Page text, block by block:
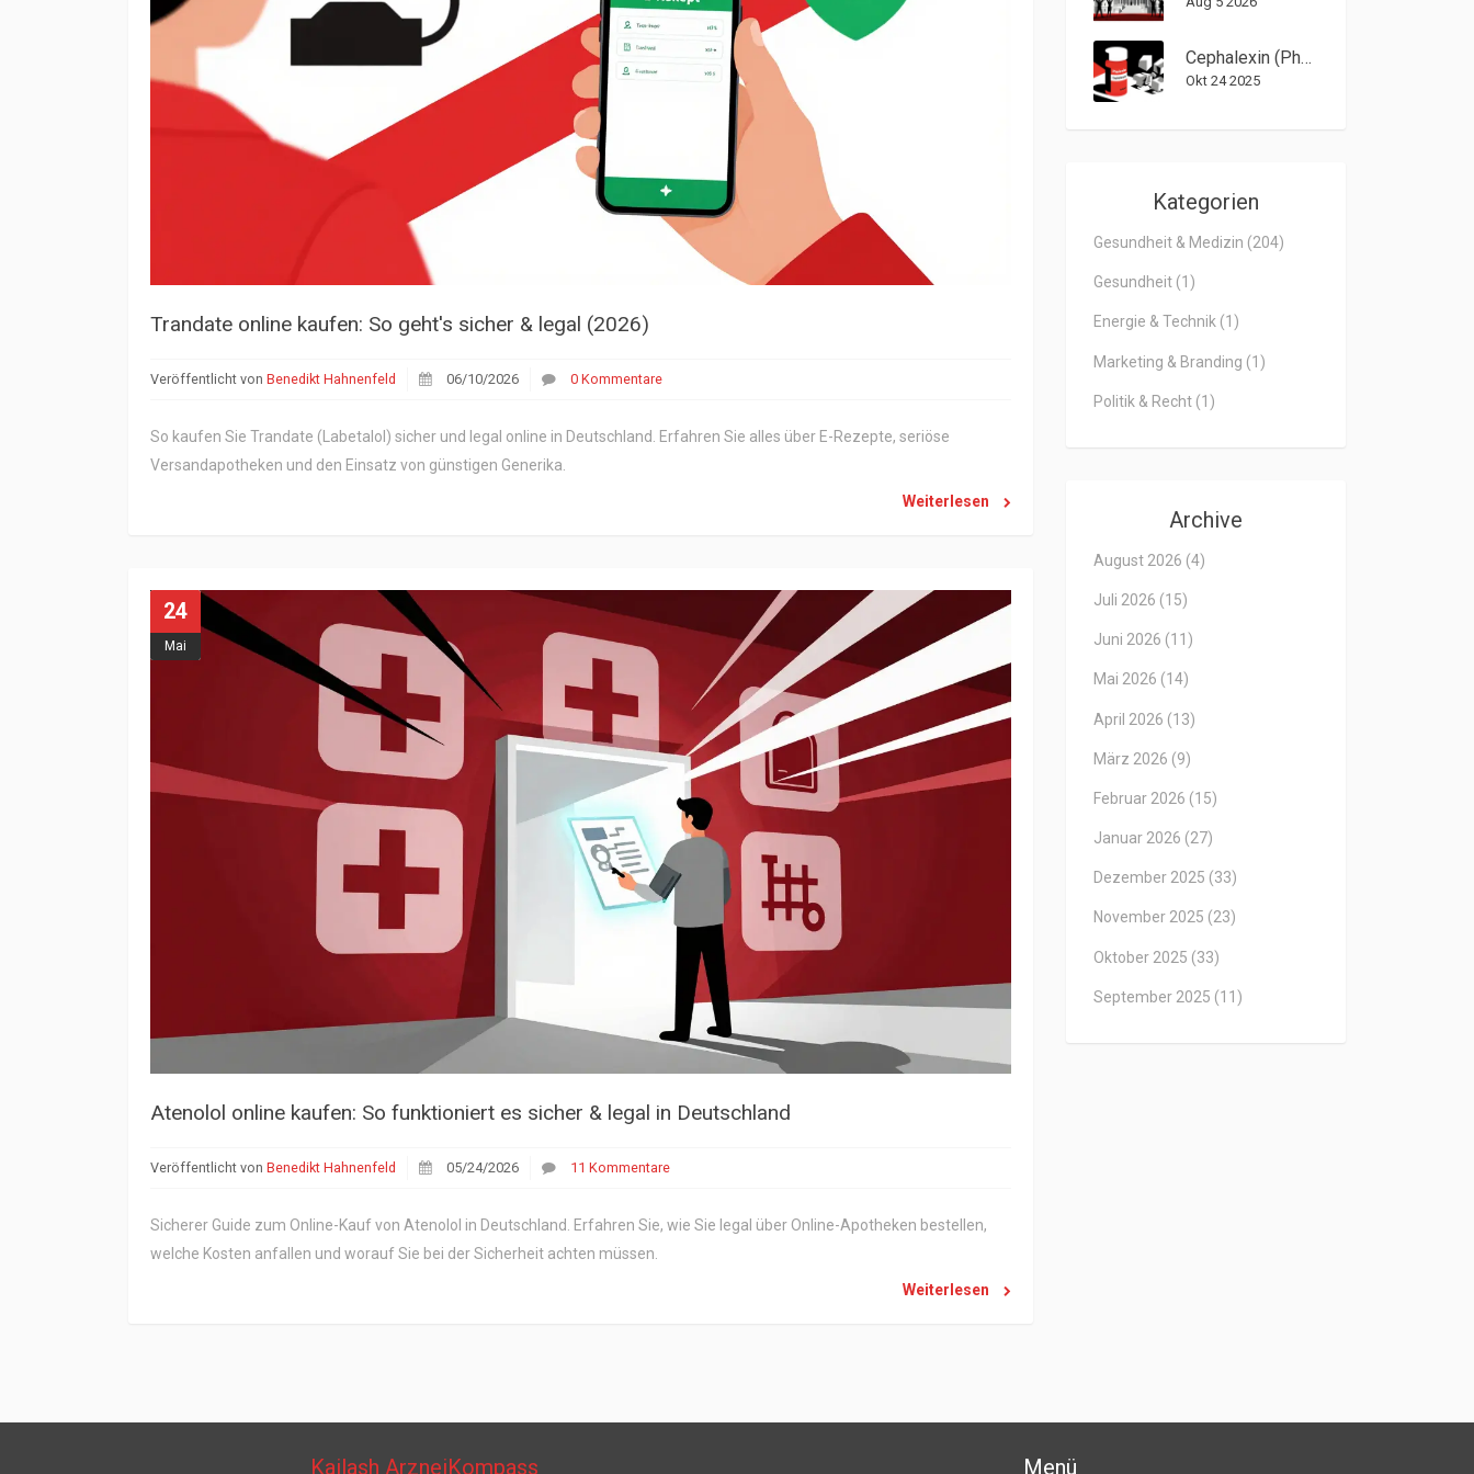
Trandate online kaufen: So geht's sicher & legal (2026)
Veröffentlicht von Benedikt Hahnenfeld 06/10/2026 0 Kommentare
So kaufen Sie Trandate (Labetalol) sicher und legal online in Deutschland. Erfahren Sie alles über E-Rezepte, seriöse
Versandapotheken und den Einsatz von günstigen Generika.
Weiterlesen
24
Mai
Atenolol online kaufen: So funktioniert es sicher & legal in Deutschland
Veröffentlicht von Benedikt Hahnenfeld 05/24/2026 11 Kommentare
Sicherer Guide zum Online-Kauf von Atenolol in Deutschland. Erfahren Sie, wie Sie legal über Online-Apotheken bestellen,
welche Kosten anfallen und worauf Sie bei der Sicherheit achten müssen.
Weiterlesen
Cephalexin (Phexin) im Vergleich zu gängigen Alternativen - Überblick & Fakten
Okt 24 2025
Kategorien
Gesundheit & Medizin (204)
Gesundheit (1)
Energie & Technik (1)
Marketing & Branding (1)
Politik & Recht (1)
Archive
August 2026 (4)
Juli 2026 (15)
Juni 2026 (11)
Mai 2026 (14)
April 2026 (13)
März 2026 (9)
Februar 2026 (15)
Januar 2026 (27)
Dezember 2025 (33)
November 2025 (23)
Oktober 2025 (33)
September 2025 (11)
Kailash ArzneiKompass Menü